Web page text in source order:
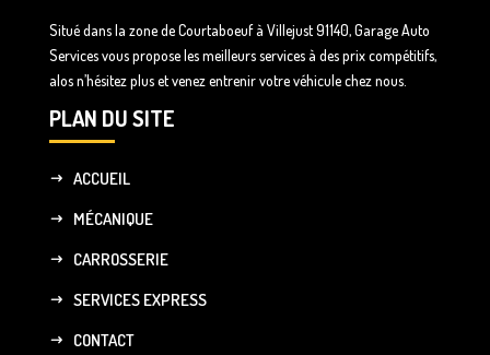
Situé dans la zone de Courtaboeuf à Villejust 91140, Garage Auto
Services vous propose les meilleurs services à des prix compétitifs,
alos n’hésitez plus et venez entrenir votre véhicule chez nous.
PLAN DU SITE
ACCUEIL
MÉCANIQUE
CARROSSERIE
SERVICES EXPRESS
CONTACT